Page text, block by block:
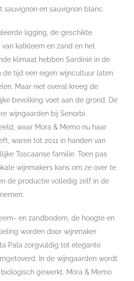
sauvignon en sauvignon blanc.
ligging, de geschikte
van kalkleem en zand en het
klimaat hebben Sardinië in de
de tijd een eigen wijncultuur laten
Maar niet overal kreeg de
bevolking voet aan de grond. De
wijngaarden bij Senorbì
waar Mora & Memo nu haar
waren tot 2011 in handen van
Toscaanse familie. Toen pas
wijnmakers kans om ze over te
de productie volledig zelf in de
en zandbodem, de hoogte en
worden door wijnmaker
Pala zorgvuldig tot elegante
In de wijngaarden wordt
gewerkt. Mora & Memo